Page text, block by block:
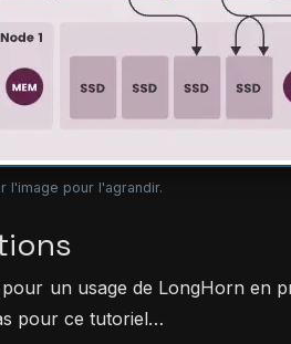
l'image pour l'agrandir.
un usage de LongHorn en
pour ce tutoriel…